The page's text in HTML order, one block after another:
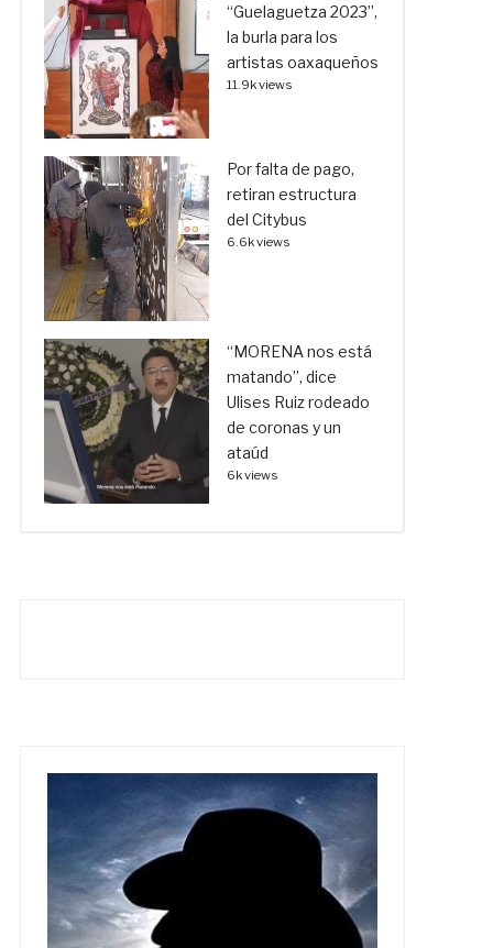
“Guelaguetza 2023”,
la burla para los
artistas oaxaqueños
11.9k views
Por falta de pago,
retiran estructura
del Citybus
6.6k views
“MORENA nos está
matando”, dice
Ulises Ruiz rodeado
de coronas y un
ataúd
6k views